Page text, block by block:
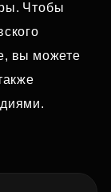
Чтобы
вы можете